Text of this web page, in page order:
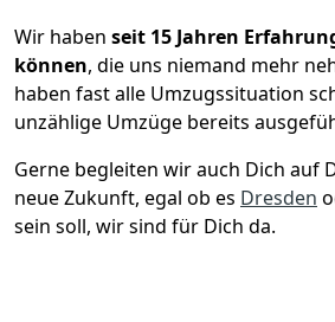
Wir haben seit 15 Jahren
können, die uns niemand mehr
haben fast alle Umzugssituation
unzählige Umzüge bereits
Gerne begleiten wir auch Dich auf
neue Zukunft, egal ob es Dresden
sein soll, wir sind für Dich da.